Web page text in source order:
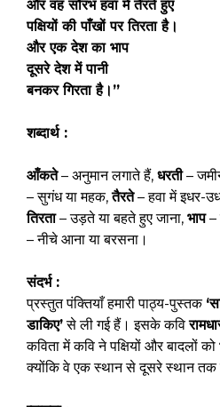
और वह सौरभ हवा में तैरते हुए
पक्षियों की पाँखों पर तिरता है।
और एक देश का भाप
दूसरे देश में पानी
बनकर गिरता है।”
शब्दार्थ :
आँकते– अनुमान लगाते हैं, धरती–
– सुगंध या महक,तैरते– हवा में इधर-
तिरता– उड़ते या बहते हुए जाना, भाप–
– नीचे आना या बरसना।
संदर्भ :
प्रस्तुत पंक्तियाँ हमारी पाठ्य-पुस्तक
डाकिए’से ली गई हैं। इसके कवि
कविता में कवि ने पक्षियों और बादलों
क्योंकि वे एक स्थान से दूसरे स्थान